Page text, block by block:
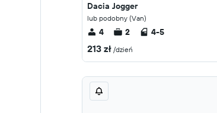
Dacia Jogger
lub podobny (Van)
4 2 4-5
213 zł /dzień